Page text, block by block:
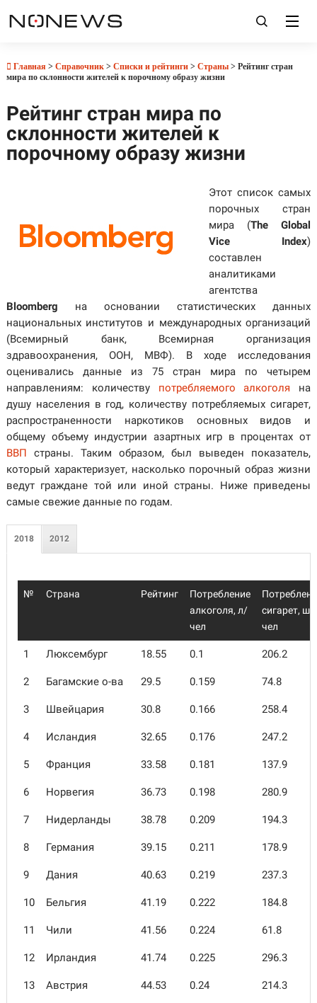
Главная > Справочник> Списки и рейтинги> Страны> Рейтинг стран
мира по склонности жителей к порочному образу жизни
Рейтинг стран мира по
склонности жителей к
порочному образу жизни
Этот список самых
порочных стран
мира (The Global
Vice Index)
составлен
аналитиками
агентства
Bloomberg на основании статистических данных
национальных институтов и международных организаций
(Всемирный банк, Всемирная организация
здравоохранения, ООН, МВФ). В ходе исследования
оценивались данные из 75 стран мира по четырем
направлениям: количеству потребляемого алкоголя на
душу населения в год, количеству потребляемых сигарет,
распространенности наркотиков основных видов и
общему объему индустрии азартных игр в процентах от
ВВП страны. Таким образом, был выведен показатель,
который характеризует, насколько порочный образ жизни
ведут граждане той или иной страны. Ниже приведены
самые свежие данные по годам.
2018 2012
№ Страна Рейтинг
Потребление
алкоголя, л/
чел
сигарет,
чел
1 Люксембург 18.55 0.1 206.2
2 Багамские о-ва 29.5 0.159 74.8
3 Швейцария 30.8 0.166 258.4
4 Исландия 32.65 0.176 247.2
5 Франция 33.58 0.181 137.9
6 Норвегия 36.73 0.198 280.9
7 Нидерланды 38.78 0.209 194.3
8 Германия 39.15 0.211 178.9
9 Дания 40.63 0.219 237.3
10 Бельгия 41.19 0.222 184.8
11 Чили 41.56 0.224 61.8
12 Ирландия 41.74 0.225 296.3
13 Австрия 44.53 0.24 214.3